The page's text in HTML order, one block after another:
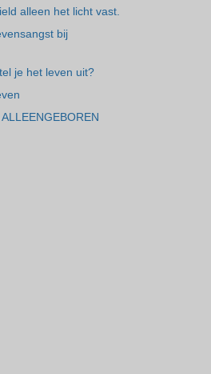
alleen het licht vast.
bij
je het leven uit?